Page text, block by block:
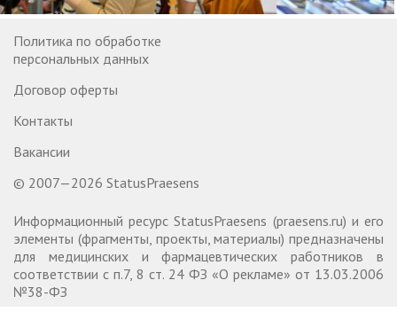
Политика по обработке
персональных данных
Договор оферты
Контакты
Вакансии
© 2007—2026 StatusPraesens
Информационный ресурс StatusPraesens (praesens.ru) и его
элементы (фрагменты, проекты, материалы) предназначены
для медицинских и фармацевтических работников в
соответствии с п.7, 8 ст. 24 ФЗ «О рекламе» от 13.03.2006
№38-ФЗ